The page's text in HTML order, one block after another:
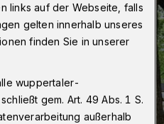
links auf der Webseite, falls
gelten innerhalb unseres
finden Sie in unserer
wuppertaler-
gem. Art. 49 Abs. 1 S.
außerhalb